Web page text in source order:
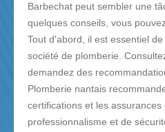
Barbechat peut sembler une
quelques conseils, vous
Tout d'abord, il est essentiel
société de plomberie.
demandez des
Plomberie nantais
certifications et les
professionnalisme et de